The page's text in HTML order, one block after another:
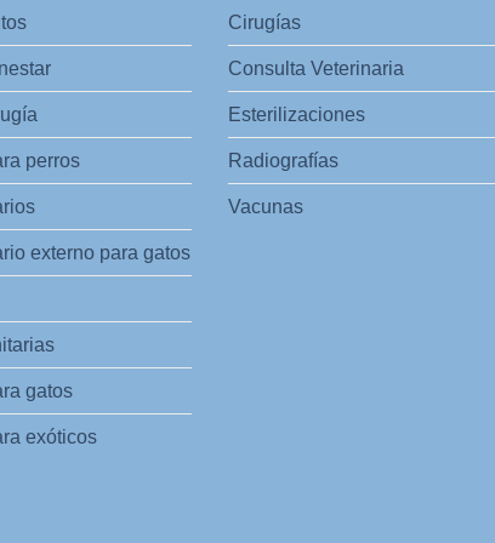
perros
externo para gatos
gatos
exóticos
Cirugías
Consulta Veterinaria
Esterilizaciones
Radiografías
Vacunas